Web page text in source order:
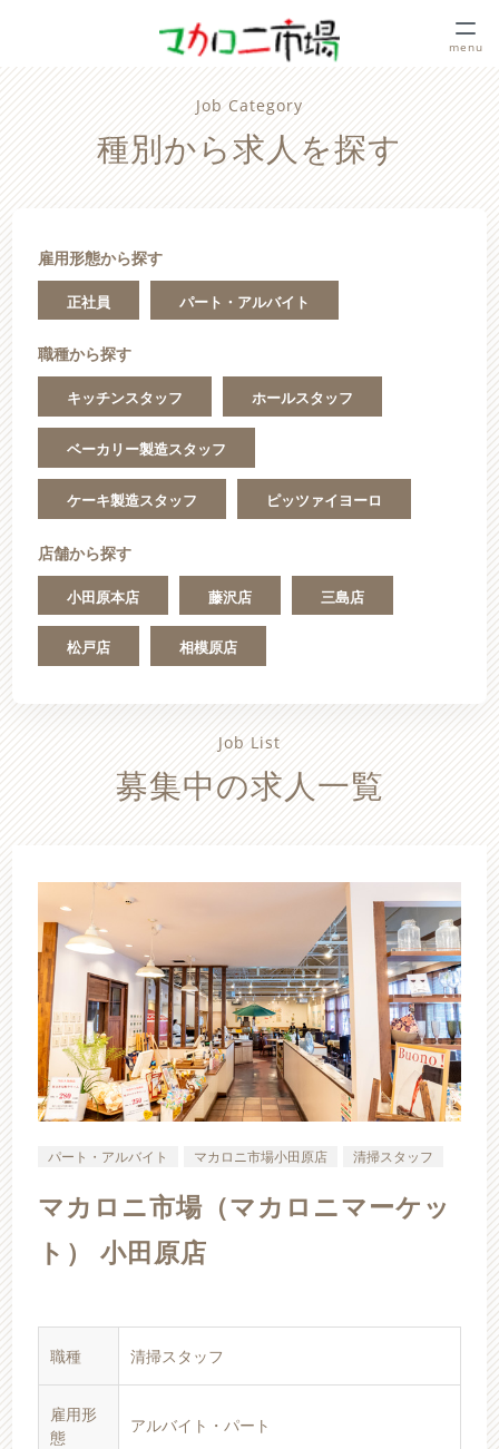
menu
Job Category
種別から求人を探す
雇用形態から探す
正社員 パート・アルバイト
職種から探す
キッチンスタッフ ホールスタッフ
ベーカリー製造スタッフ
ケーキ製造スタッフ ピッツァイヨーロ
店舗から探す
小田原本店 藤沢店 三島店
松戸店 相模原店
Job List
募集中の求人一覧
パート・アルバイト マカロニ市場小田原店 清掃スタッフ
マカロニ市場（マカロニマーケッ
ト） 小田原店
職種 清掃スタッフ
雇用形
態
アルバイト・パート